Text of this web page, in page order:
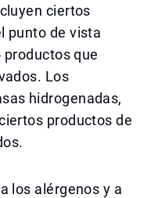
ciertos
punto de vista
que
Los
hidrogenadas,
productos de
los alérgenos y a